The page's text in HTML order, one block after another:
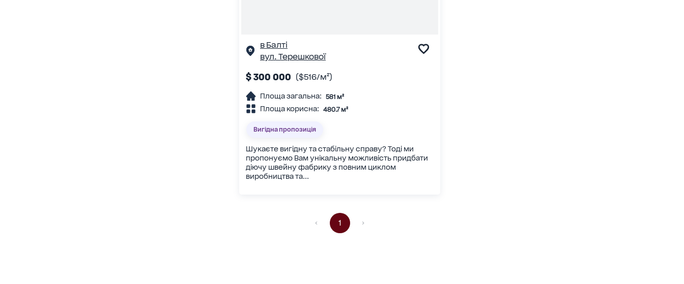
в Балті
вул. Терешкової
$ 300 000 ($516/м²)
Площа загальна: 581 м²
Площа корисна: 480.7 м²
Вигідна пропозиція
Шукаєте вигідну та стабільну справу? Тоді ми
пропонуємо Вам унікальну можливість придбати
діючу швейну фабрику з повним циклом
виробництва та...
1